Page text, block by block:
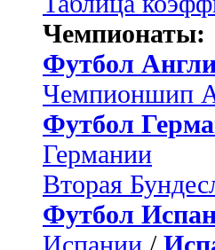
Чемпионаты:
Футбол
Чемпионшип
Футбол
Германии
Вторая
Футбол
Испании /